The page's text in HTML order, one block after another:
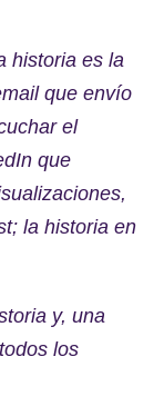
historia es la
que envío
el
que
la historia en
y, una
los